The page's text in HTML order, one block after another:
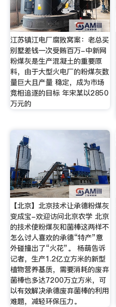
江苏镇江电厂腐败窝案：老总买
别墅差钱一次受贿百万-中新网
粉煤灰是生产混凝土的重要原
料，由于大型火电厂的粉煤灰数
量巨大且产量 稳定，成为市场
竞相追逐的目标 年宋某以2850
万元的
【北京】北京技术让承德粉煤灰
变成宝-欢迎访问北京农学 北京
的技术使粉煤灰和菌棒这两样不
怎么讨人喜欢的承德“特产”意
外碰撞出了“火花”。 杨萌告诉
记者，生产1.2亿立方米的新型
植物营养基质，需要消耗的废弃
菌棒也多达7200万立方米，可
以有效解决承德废弃菌棒的利用
难题，减轻环保压力。